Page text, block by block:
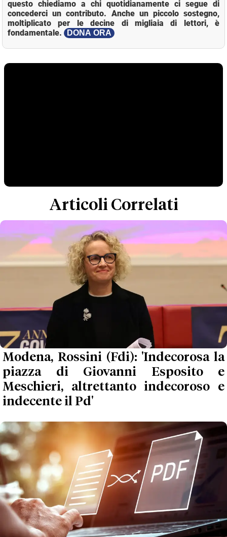
questo chiediamo a chi quotidianamente ci segue di
concederci un contributo. Anche un piccolo sostegno,
moltiplicato per le decine di migliaia di lettori, è
fondamentale.
DONA ORA
Articoli Correlati
Modena, Rossini (Fdi): 'Indecorosa la
piazza di Giovanni Esposito e
Meschieri, altrettanto indecoroso e
indecente il Pd'